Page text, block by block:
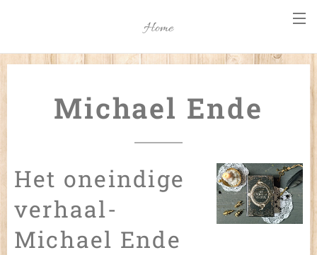
Home
Michael Ende
Het oneindige
verhaal-
Michael Ende